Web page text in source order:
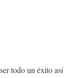
todo un éxito así